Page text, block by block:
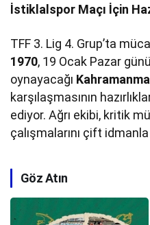
İstiklalspor Maçı İçin
TFF 3. Lig 4. Grup’ta
1970, 19 Ocak Pazar
oynayacağı
karşılaşmasının
ediyor. Ağrı ekibi, kritik
çalışmalarını çift
Göz Atın